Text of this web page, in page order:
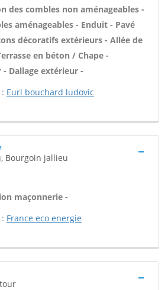
des combles non aménageables -
aménageables - Enduit - Pavé
décoratifs extérieurs - Allée de
en béton / Chape -
Dallage extérieur -
Eurl bouchard ludovic
Bourgoin jallieu
maçonnerie -
France eco energie